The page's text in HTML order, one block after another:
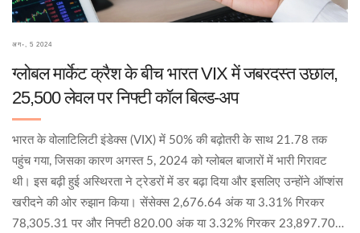
अग॰, 5 2024
ग्लोबल मार्केट क्रैश के बीच भारत VIX में जबरदस्त उछाल,
25,500 लेवल पर निफ्टी कॉल बिल्ड-अप
भारत के वोलाटिलिटी इंडेक्स (VIX) में 50% की बढ़ोतरी के साथ 21.78 तक
पहुंच गया, जिसका कारण अगस्त 5, 2024 को ग्लोबल बाजारों में भारी गिरावट
थी। इस बढ़ी हुई अस्थिरता ने ट्रेडरों में डर बढ़ा दिया और इसलिए उन्होंने ऑप्शंस
खरीदने की ओर रुझान किया। सेंसेक्स 2,676.64 अंक या 3.31% गिरकर
78,305.31 पर और निफ्टी 820.00 अंक या 3.32% गिरकर 23,897.70